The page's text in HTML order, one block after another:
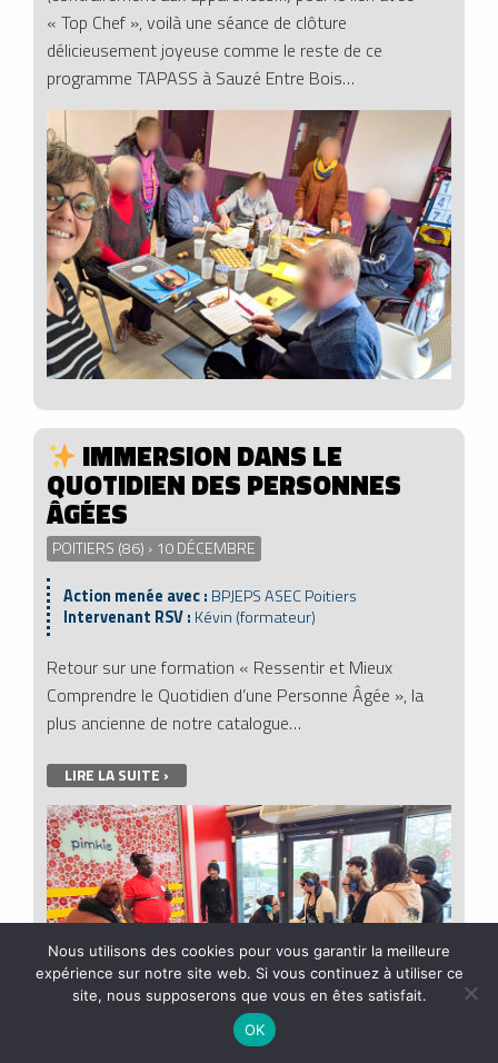
« Top Chef », voilà une séance de clôture
délicieusement joyeuse comme le reste de ce
programme TAPASS à Sauzé Entre Bois…
IMMERSION DANS LE
QUOTIDIEN DES PERSONNES
ÂGÉES
POITIERS (86) › 10 DÉCEMBRE
Action menée avec : BPJEPS ASEC Poitiers
Intervenant RSV : Kévin (formateur)
Retour sur une formation « Ressentir et Mieux
Comprendre le Quotidien d’une Personne Âgée », la
plus ancienne de notre catalogue…
LIRE LA SUITE ›
Nous utilisons des cookies pour vous garantir la meilleure
expérience sur notre site web. Si vous continuez à utiliser ce
site, nous supposerons que vous en êtes satisfait.
OK